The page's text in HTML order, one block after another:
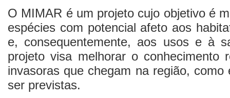
O MIMAR é um projeto cujo objetivo é
espécies com potencial afeto aos
e, consequentemente, aos usos e à
projeto visa melhorar o conhecimento
invasoras que chegam na região,
ser previstas.